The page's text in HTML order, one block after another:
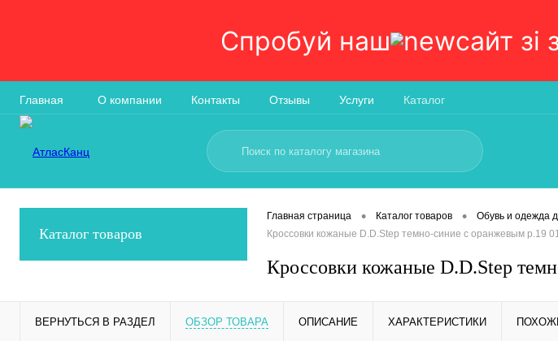
Спробуй наш сайт зi
Главная О компании Контакты Отзывы Услуги Каталог
Каталог товаров
Главная страница • Каталог товаров • Обувь и одежда
Кроссовки кожаные D.D.Step темно-синие с оранжевым р.19
Кроссовки кожаные D.D.Step
ВЕРНУТЬСЯ В РАЗДЕЛ ОБЗОР ТОВАРА ОПИСАНИЕ ХАРАКТЕРИСТИКИ